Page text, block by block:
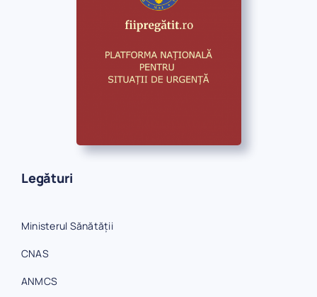
Legături
Ministerul Sănătății
CNAS
ANMCS